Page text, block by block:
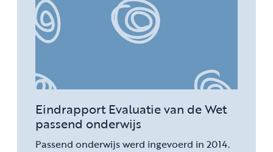
Eindrapport Evaluatie van de Wet
passend onderwijs
Passend onderwijs werd ingevoerd in 2014.